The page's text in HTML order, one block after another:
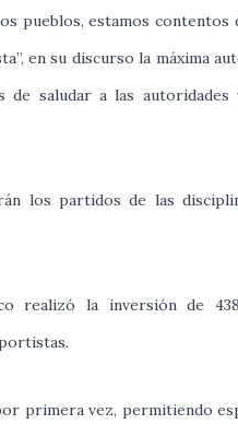
pueblos, estamos
en su discurso la máxima
de saludar a las
los partidos de las
realizó la inversión de
primera vez, permitiendo